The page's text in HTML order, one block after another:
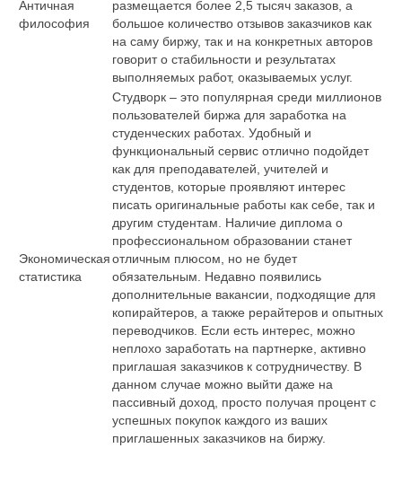
Античная
философия
размещается более 2,5 тысяч заказов, а
большое количество отзывов заказчиков как
на саму биржу, так и на конкретных авторов
говорит о стабильности и результатах
выполняемых работ, оказываемых услуг.
Экономическая
статистика
Студворк – это популярная среди миллионов
пользователей биржа для заработка на
студенческих работах. Удобный и
функциональный сервис отлично подойдет
как для преподавателей, учителей и
студентов, которые проявляют интерес
писать оригинальные работы как себе, так и
другим студентам. Наличие диплома о
профессиональном образовании станет
отличным плюсом, но не будет
обязательным. Недавно появились
дополнительные вакансии, подходящие для
копирайтеров, а также рерайтеров и опытных
переводчиков. Если есть интерес, можно
неплохо заработать на партнерке, активно
приглашая заказчиков к сотрудничеству. В
данном случае можно выйти даже на
пассивный доход, просто получая процент с
успешных покупок каждого из ваших
приглашенных заказчиков на биржу.